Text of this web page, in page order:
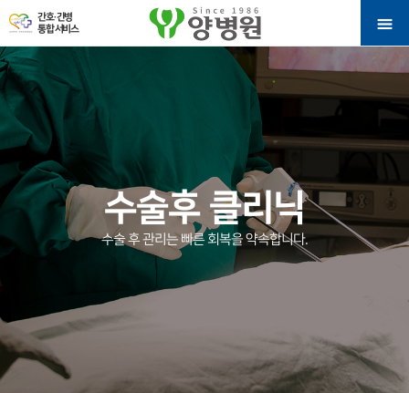
간호·간병
통합 서비스
수술후 클리닉
수술 후 관리는 빠른 회복을 약속합니다.